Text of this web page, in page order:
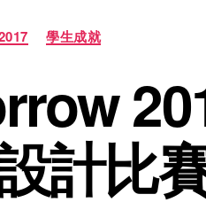
學生成就
計比